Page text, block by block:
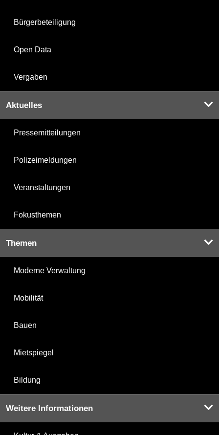
Bürgerbeteiligung
Open Data
Vergaben
Aktuelles
Pressemitteilungen
Polizeimeldungen
Veranstaltungen
Fokusthemen
Themen
Moderne Verwaltung
Mobilität
Bauen
Mietspiegel
Bildung
Weitere Informationen